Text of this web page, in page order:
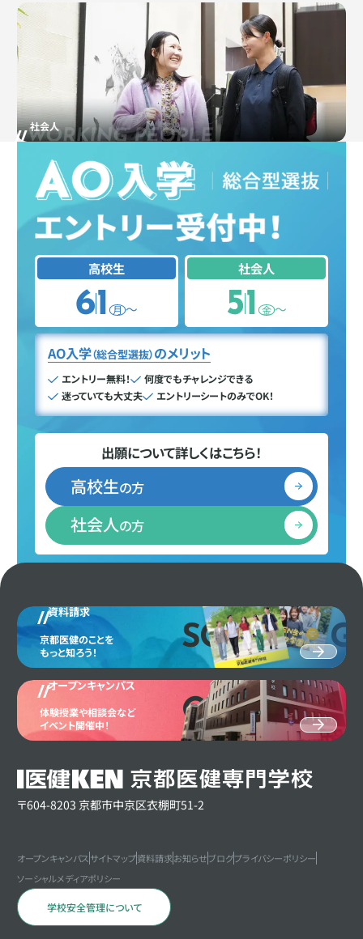
社会人
高校生
61 月 〜
社会人
51 金 〜
AO入学（総合型選抜）のメリット
エントリー無料！
何度でもチャレンジできる
迷っていても大丈夫
エントリーシートのみでOK！
出願について詳しくはこちら！
高校生の方
社会人の方
SCHOOL
資料請求
京都医健のことを
もっと知ろう！
OPEN
オープンキャンパス
体験授業や相談会など
イベント開催中！
〒604-8203 京都市中京区衣棚町51-2
オープンキャンパスサイトマップ資料請求お知らせブログプライバシーポリシー
ソーシャルメディアポリシー
学校安全管理について